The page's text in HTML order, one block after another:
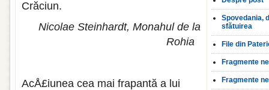
Spovedania,
sfătuirea
File din
Fragmente
Fragmente
Crăciun.
Nicolae Steinhardt, Monahul de la
Rohia
AcÅ£iunea cea mai frapantă a lui